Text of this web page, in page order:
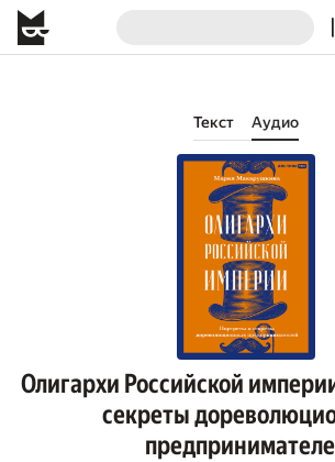
Текст Аудио
Олигархи Российской
секреты